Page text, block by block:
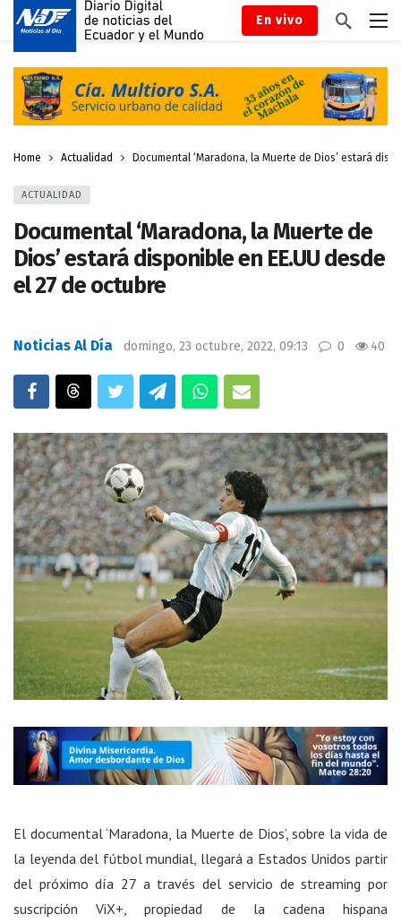
En vivo
Home Actualidad Documental ‘Maradona, la Muerte de Dios’ estará
ACTUALIDAD
Documental ‘Maradona, la Muerte de
Dios’ estará disponible en EE.UU desde
el 27 de octubre
Noticias Al Día domingo, 23 octubre, 2022, 09:13 0 40
El documental ‘Maradona, la Muerte de Dios’, sobre la vida de
la leyenda del fútbol mundial, llegará a Estados Unidos partir
del próximo día 27 a través del servicio de streaming por
suscripción ViX+, propiedad de la cadena hispana